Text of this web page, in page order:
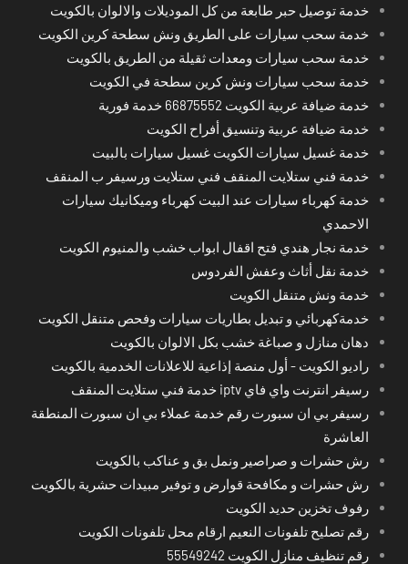
خدمة توصيل حبر طابعة من كل الموديلات والالوان بالكويت
خدمة سحب سيارات على الطريق ونش سطحة كرين الكويت
خدمة سحب سيارات ومعدات ثقيلة من الطريق بالكويت
خدمة سحب سيارات ونش كرين سطحة في الكويت
خدمة ضيافة عربية الكويت 66875552 خدمة فورية
خدمة ضيافة عربية وتنسيق أفراح الكويت
خدمة غسيل سيارات الكويت غسيل سيارات بالبيت
خدمة فني ستلايت المنقف فني ستلايت ورسيفر ب المنقف
خدمة كهرباء سيارات عند البيت كهرباء وميكانيك سيارات
الاحمدي
خدمة نجار هندي فتح اقفال ابواب خشب والمنيوم الكويت
خدمة نقل أثاث وعفش الفردوس
خدمة ونش متنقل الكويت
خدمةكهربائي و تبديل بطاريات سيارات وفحص متنقل الكويت
دهان منازل و صباغة خشب بكل الالوان بالكويت
راديو الكويت - أول منصة إذاعية للاعلانات الخدمية بالكويت
رسيفر انترنت واي فاي iptv خدمة فني ستلايت المنقف
رسيفر بي ان سبورت رقم خدمة عملاء بي ان سبورت المنطقة
العاشرة
رش حشرات و صراصير ونمل بق و عناكب بالكويت
رش حشرات و مكافحة قوارض و توفير مبيدات حشرية بالكويت
رفوف تخزين حديد الكويت
رقم تصليح تلفونات النعيم ارقام محل تلفونات الكويت
رقم تنظيف منازل الكويت 55549242